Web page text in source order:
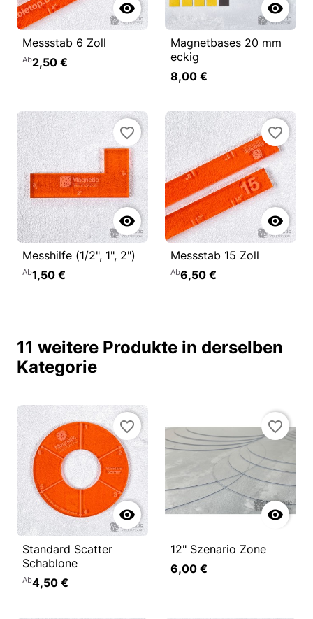

Messstab 6 Zoll
Ab2,50 €

Magnetbases 20 mm
eckig
8,00 €

favorite_border
Messhilfe (1/2", 1", 2")
Ab1,50 €

favorite_border
Messstab 15 Zoll
Ab6,50 €
11 weitere Produkte in derselben
Kategorie

favorite_border
Standard Scatter
Schablone
Ab4,50 €

favorite_border
12" Szenario Zone
6,00 €